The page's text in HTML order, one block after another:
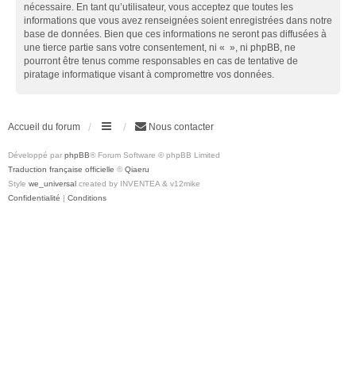
nécessaire. En tant qu’utilisateur, vous acceptez que toutes les
informations que vous avez renseignées soient enregistrées dans notre
base de données. Bien que ces informations ne seront pas diffusées à
une tierce partie sans votre consentement, ni « », ni phpBB, ne
pourront être tenus comme responsables en cas de tentative de
piratage informatique visant à compromettre vos données.
Accueil du forum Nous contacter
Développé par phpBB® Forum Software © phpBB Limited
Traduction française officielle © Qiaeru
Style we_universal created by INVENTEA & v12mike
Confidentialité | Conditions